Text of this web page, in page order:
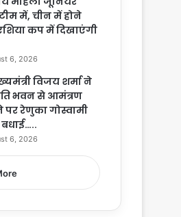
में, चीन में होने
कप में दिखाएंगी
6, 2026
विजय शर्मा ने
भवन से आमंत्रण
रेणुका गोस्वामी
6, 2026